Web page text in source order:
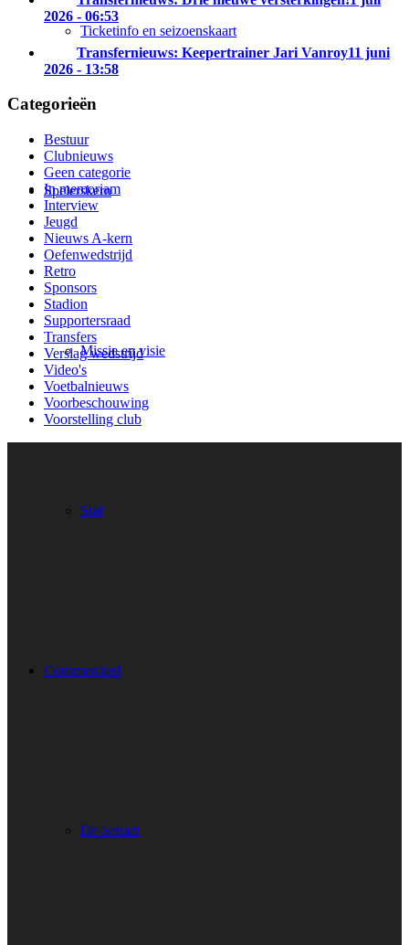
Ticketinfo en seizoenskaart
Spelerskern
Missie en visie
Staf
Commercieel
De Senaat
2026 - 06:53
Transfernieuws: Keepertrainer Jari Vanroy11 juni
2026 - 13:58
Categorieën
Bestuur
Clubnieuws
Geen categorie
In memoriam
Interview
Jeugd
Nieuws A-kern
Oefenwedstrijd
Retro
Sponsors
Stadion
Supportersraad
Transfers
Verslag wedstrijd
Video's
Voetbalnieuws
Voorbeschouwing
Voorstelling club